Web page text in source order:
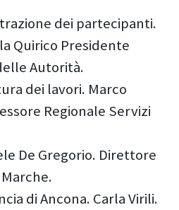
dei partecipanti.
Quirico Presidente
Autorità.
dei lavori. Marco
Regionale Servizi
De Gregorio. Direttore
di Ancona. Carla Virili.